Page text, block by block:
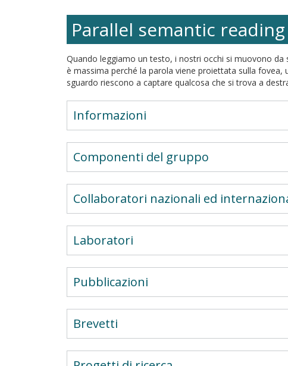
words
during
the
life-
span
Parallel semantic
Quando leggiamo un testo, i nostri occhi si muovono da
è massima perché la parola viene proiettata sulla
sguardo riescono a captare qualcosa che si trova a
Informazioni
Componenti del gruppo
Collaboratori nazionali ed
Laboratori
Pubblicazioni
Brevetti